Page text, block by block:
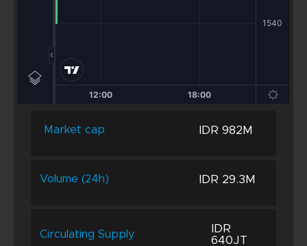
Market cap IDR 982M
Volume (24h) IDR 29.3M
Circulating Supply
IDR
640JT